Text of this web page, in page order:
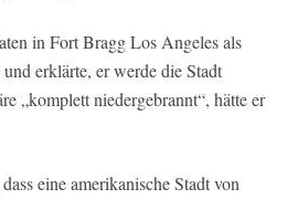
in Fort Bragg Los Angeles als
erklärte, er werde die Stadt
„komplett niedergebrannt“, hätte er
eine amerikanische Stadt von